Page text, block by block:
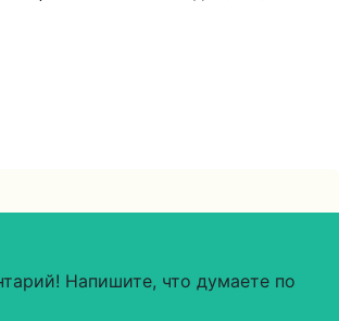
Напишите, что думаете по